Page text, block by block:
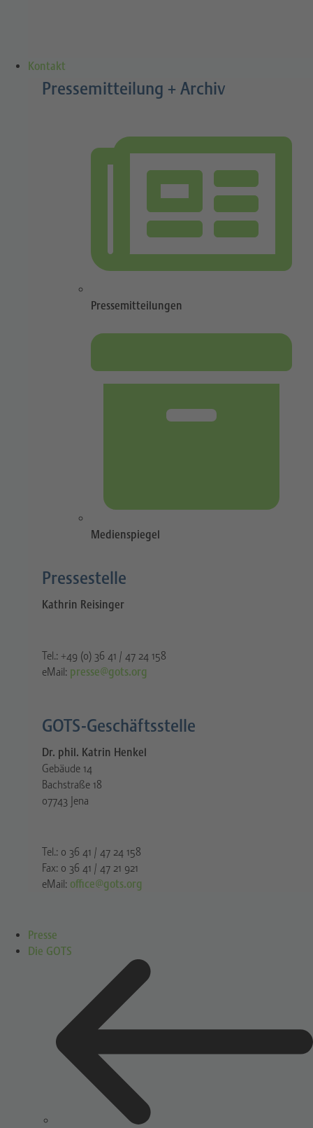
Kontakt
Pressemitteilung + Archiv
Pressemitteilungen
Medienspiegel
Pressestelle​
Kathrin Reisinger
Tel.: +49 (0) 36 41 / 47 24 158
eMail: presse@gots.org
GOTS-Geschäftsstelle
Dr. phil. Katrin Henkel
Gebäude 14
Bachstraße 18
07743 Jena
Tel.: 0 36 41 / 47 24 158
Fax: 0 36 41 / 47 21 921
eMail: office@gots.org
Presse
Die GOTS